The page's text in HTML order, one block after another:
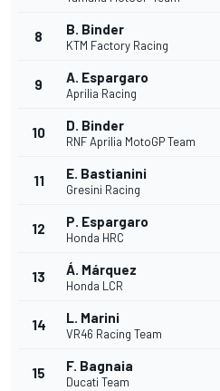
8 B. Binder
KTM Factory Racing
9 A. Espargaro
Aprilia Racing
10 D. Binder
RNF Aprilia MotoGP Team
11 E. Bastianini
Gresini Racing
12 P. Espargaro
Honda HRC
13 Á. Márquez
Honda LCR
14 L. Marini
VR46 Racing Team
15 F. Bagnaia
Ducati Team